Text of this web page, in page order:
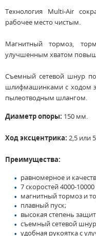
Технология Multi-Air
рабочее место чистым.
Магнитный тормоз,
улучшенным хватом
Съемный сетевой шнур
шлифмашинками с ходом
пылеотводным шлангом.
Диаметр опоры: 150 мм.
Ход эксцентрика: 2,5 или
Преимущества:
равномерное и
7 скоростей 4000-
магнитный тормоз и
плавный пуск;
высокая степень
съемный сетевой
удобная рукоятка с